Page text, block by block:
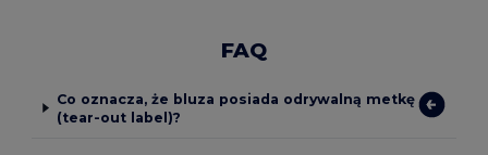
FAQ
Co oznacza, że bluza posiada odrywalną metkę
(tear-out label)?